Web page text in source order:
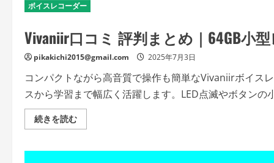
ボイスレコーダー
Vivaniir口コミ 評判まとめ｜64GB小
pikakichi2015@gmail.com 2025年7月3日
コンパクトながら高音質で操作も簡単なVivaniirボイス
スから学習まで幅広く活躍します。LED点滅やボタン
続きを読むVivaniir
口
評